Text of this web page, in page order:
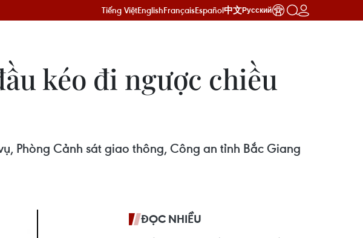
Tiếng ViệtEnglishFrançaisEspañol中文Русский
kéo đi ngược chiều
Phòng Cảnh sát giao thông, Công an tỉnh Bắc Giang
ĐỌC NHIỀU